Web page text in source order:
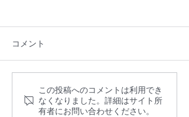
宮城県仙台市の外壁、外
回りの汚れはミスミが解
コメント
この投稿へのコメントは利用でき
なくなりました。詳細はサイト所
有者にお問い合わせください。